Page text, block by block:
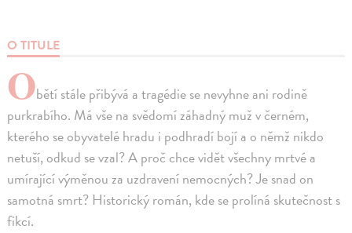
O TITULE
Obětí stále přibývá a tragédie se nevyhne ani rodině
purkrabího. Má vše na svědomí záhadný muž v černém,
kterého se obyvatelé hradu i podhradí bojí a o němž nikdo
netuší, odkud se vzal? A proč chce vidět všechny mrtvé a
umírající výměnou za uzdravení nemocných? Je snad on
samotná smrt? Historický román, kde se prolíná skutečnost s
fikcí.